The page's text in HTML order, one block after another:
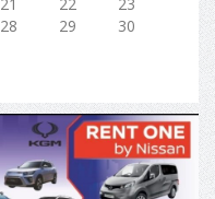
28 29
30